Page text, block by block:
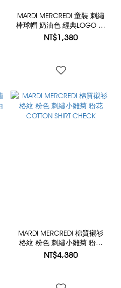
MARDI MERCREDI 童裝 刺繡
棒球帽 奶油色 經典LOGO 淺
紫文字 可調式 KIDS CAP
MARDI MERCREDI LOGO
NT$1,380
MARDI MERCREDI 棉質襯衫
格紋 粉色 刺繡小雛菊 粉花
COTTON SHIRT CHECK
NT$4,380